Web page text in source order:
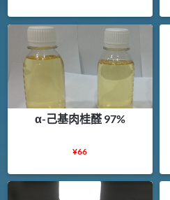
α-己基肉桂醛 97%
¥66